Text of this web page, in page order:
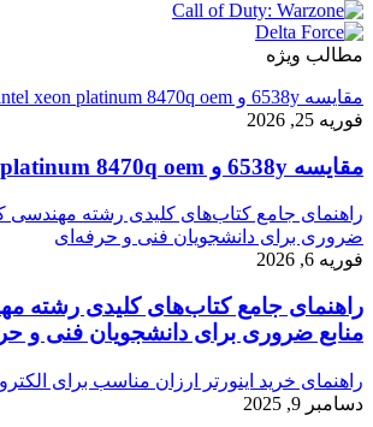
مطالب ویژه
مقایسه 6538y و intel xeon platinum 8470q oem
فوریه 25, 2026
مقایسه 6538y و intel xeon platinum 8470q oem
راهنمای جامع کتاب‌های کلیدی رشته مهندسی
ضروری برای دانشجویان فنی و حرفه‌ای
فوریه 6, 2026
راهنمای جامع کتاب‌های کلیدی رشته
منابع ضروری برای دانشجویان فنی و
راهنمای خرید اینورتر ارزان مناسب برای
دسامبر 9, 2025